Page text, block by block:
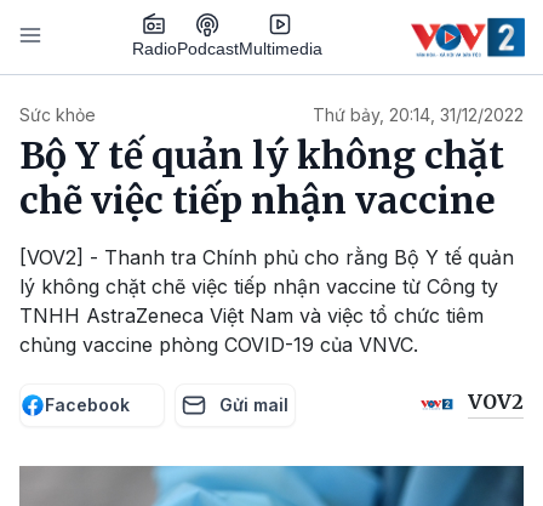
Nhảy đến nội dung
RadioPodcastMultimedia
Sức khỏe Thứ bảy, 20:14, 31/12/2022
Bộ Y tế quản lý không chặt
chẽ việc tiếp nhận vaccine
[VOV2] - Thanh tra Chính phủ cho rằng Bộ Y tế quản
lý không chặt chẽ việc tiếp nhận vaccine từ Công ty
TNHH AstraZeneca Việt Nam và việc tổ chức tiêm
chủng vaccine phòng COVID-19 của VNVC.
Facebook Gửi mail VOV2